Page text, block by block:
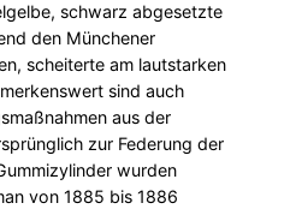
schwarz abgesetzte
den Münchener
scheiterte am lautstarken
sind auch
aus der
zur Federung der
wurden
von 1885 bis 1886